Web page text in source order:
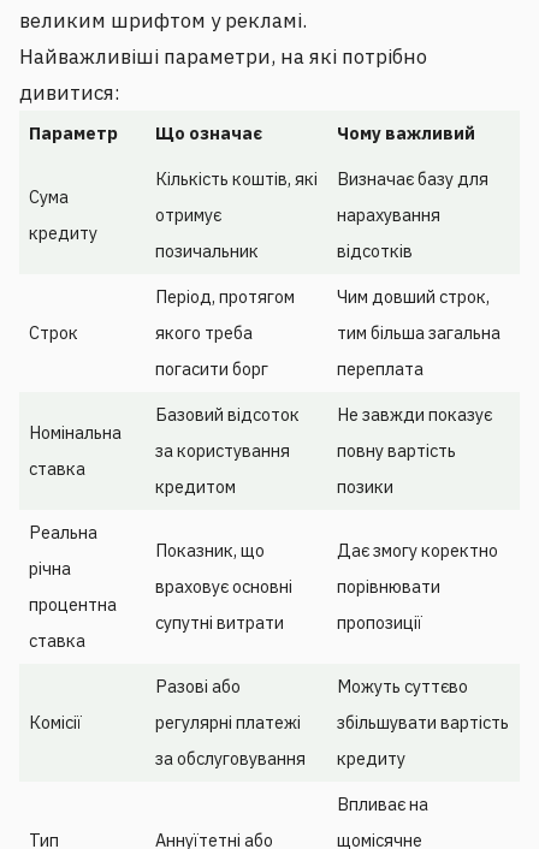
великим шрифтом у рекламі.
Найважливіші параметри, на які потрібно
дивитися:
Параметр Що означає Чому важливий
Сума
кредиту
Кількість коштів, які
отримує
позичальник
Визначає базу для
нарахування
відсотків
Строк
Період, протягом
якого треба
погасити борг
Чим довший строк,
тим більша загальна
переплата
Номінальна
ставка
Базовий відсоток
за користування
кредитом
Не завжди показує
повну вартість
позики
Реальна
річна
процентна
ставка
Показник, що
враховує основні
супутні витрати
Дає змогу коректно
порівнювати
пропозиції
Комісії
Разові або
регулярні платежі
за обслуговування
Можуть суттєво
збільшувати вартість
кредиту
Тип Аннуїтетні або
Впливає на
щомісячне